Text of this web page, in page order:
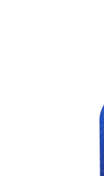
рождения набор
В итоге
дату и
мы стали в